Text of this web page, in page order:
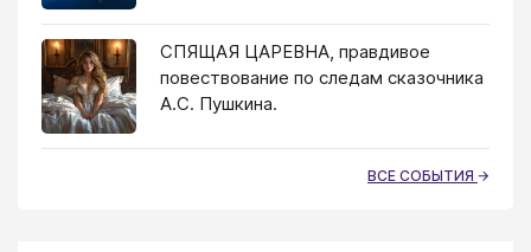
СПЯЩАЯ ЦАРЕВНА, правдивое
повествование по следам сказочника
А.С. Пушкина.
ВСЕ СОБЫТИЯ